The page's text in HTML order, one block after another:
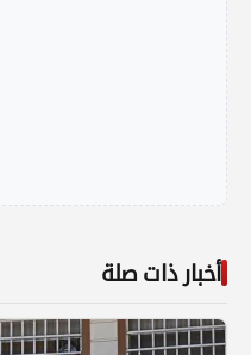
أخبار ذات صلة